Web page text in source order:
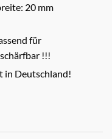
20 mm
für
!!!
in Deutschland!